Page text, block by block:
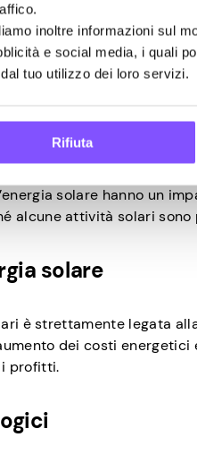
inoltre informazioni sul
e social media, i quali
tuo utilizzo dei loro servizi.
Rifiuta
di consulenza e
nel settore
solare hanno un
alcune attività solari
solare
è strettamente legata
dei costi
i profitti.